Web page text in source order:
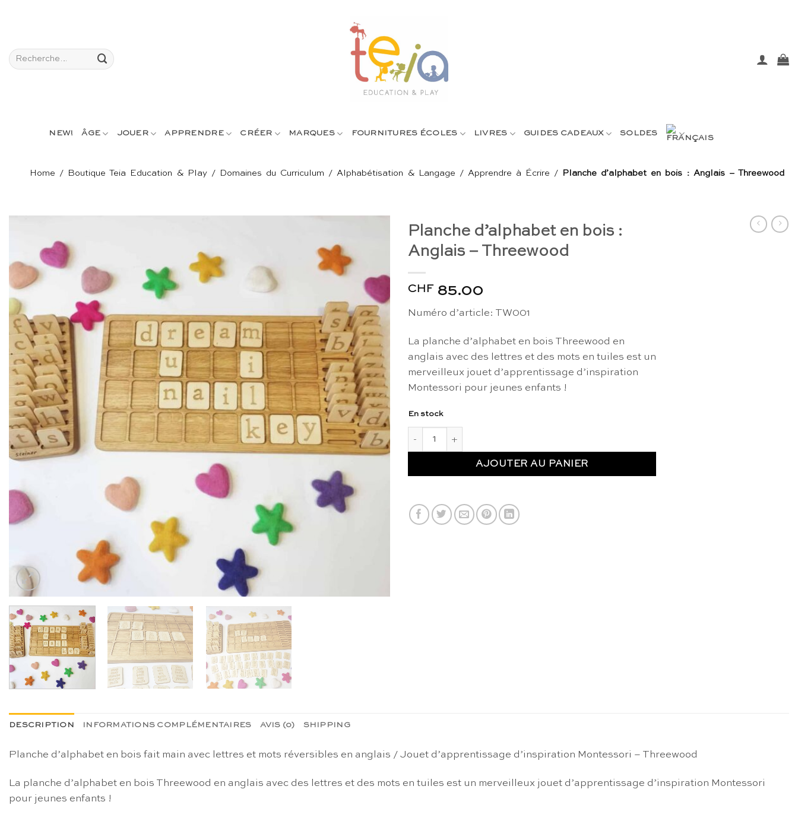
Recherche
pour :
NEW! ÂGE JOUER APPRENDRE CRÉER MARQUES FOURNITURES ÉCOLES LIVRES GUIDES CADEAUX SOLDES
Home / Boutique Teia Education & Play / Domaines du Curriculum / Alphabétisation & Langage / Apprendre à Écrire / Planche d’alphabet en bois : Anglais – Threewood
Planche d’alphabet en bois :
Anglais – Threewood
CHF 85.00
Numéro d’article: TW001
La planche d’alphabet en bois Threewood en
anglais avec des lettres et des mots en tuiles est un
merveilleux jouet d’apprentissage d’inspiration
Montessori pour jeunes enfants !
En stock
AJOUTER AU PANIER
DESCRIPTION INFORMATIONS COMPLÉMENTAIRES AVIS (0) SHIPPING
Planche d’alphabet en bois fait main avec lettres et mots réversibles en anglais / Jouet d’apprentissage d’inspiration Montessori – Threewood
La planche d’alphabet en bois Threewood en anglais avec des lettres et des mots en tuiles est un merveilleux jouet d’apprentissage d’inspiration Montessori
pour jeunes enfants !